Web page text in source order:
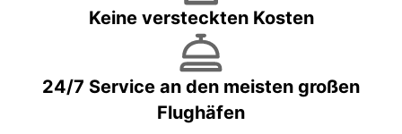
Keine versteckten Kosten
24/7 Service an den meisten großen
Flughäfen